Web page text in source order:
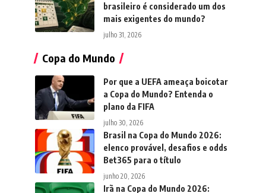
brasileiro é considerado um dos
mais exigentes do mundo?
julho 31, 2026
Copa do Mundo
Por que a UEFA ameaça boicotar
a Copa do Mundo? Entenda o
plano da FIFA
julho 30, 2026
Brasil na Copa do Mundo 2026:
elenco provável, desafios e odds
Bet365 para o título
junho 20, 2026
Irã na Copa do Mundo 2026: